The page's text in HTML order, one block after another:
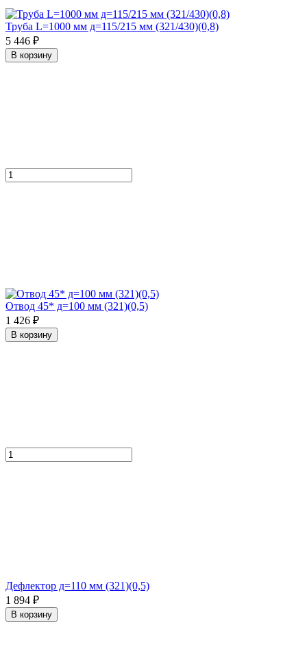
Труба L=1000 мм д=115/215 мм (321/430)(0,8)
5 446 ₽
В корзину
Отвод 45* д=100 мм (321)(0,5)
1 426 ₽
В корзину
Дефлектор д=110 мм (321)(0,5)
1 894 ₽
В корзину